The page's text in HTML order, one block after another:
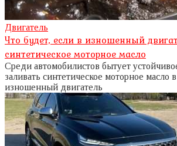
Двигатель
Что будет, если в изношенный
синтетическое моторное масло
Среди автомобилистов бытует
заливать синтетическое моторное масло
изношенный двигатель